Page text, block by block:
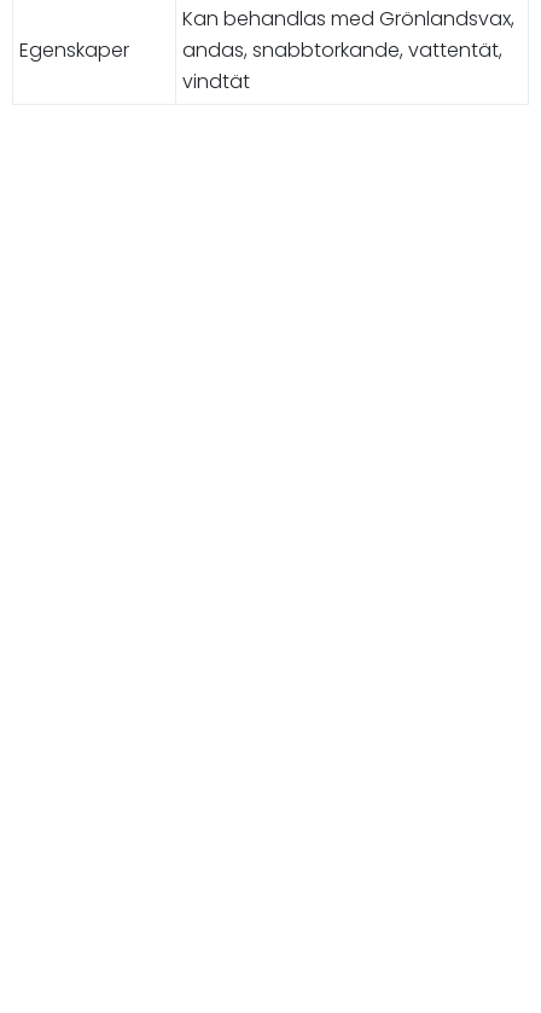
Egenskaper
Kan behandlas med Grönlandsvax,
andas, snabbtorkande, vattentät,
vindtät